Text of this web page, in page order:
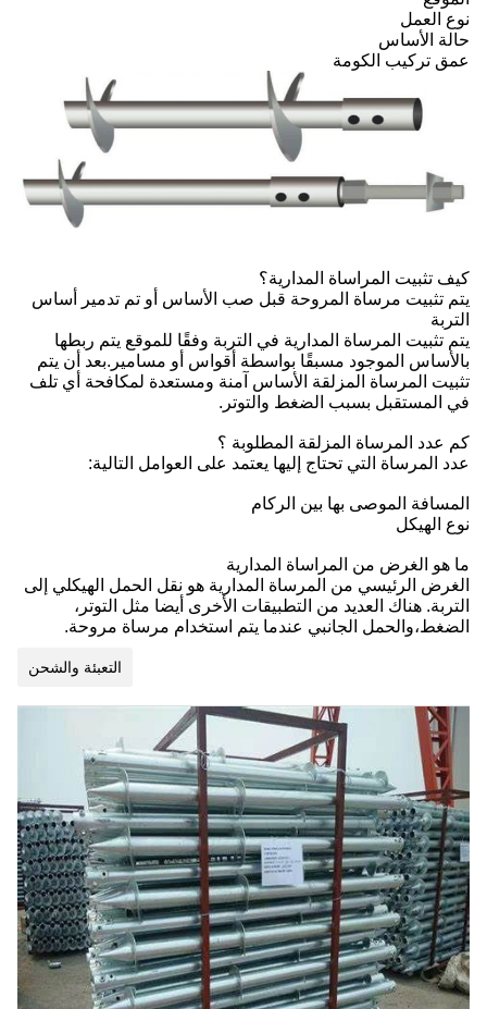
نوع العمل
حالة الأساس
عمق تركيب الكومة
كيف تثبيت المراساة المدارية؟
يتم تثبيت مرساة المروحة قبل صب الأساس أو تم تدمير أساس
التربة
يتم تثبيت المرساة المدارية في التربة وفقًا للموقع يتم ربطها
بالأساس الموجود مسبقًا بواسطة أقواس أو مسامير.بعد أن يتم
تثبيت المرساة المزلقة الأساس آمنة ومستعدة لمكافحة أي تلف
في المستقبل بسبب الضغط والتوتر.
كم عدد المرساة المزلقة المطلوبة ؟
عدد المرساة التي تحتاج إليها يعتمد على العوامل التالية:
المسافة الموصى بها بين الركام
نوع الهيكل
ما هو الغرض من المراساة المدارية
الغرض الرئيسي من المرساة المدارية هو نقل الحمل الهيكلي إلى
التربة. هناك العديد من التطبيقات الأخرى أيضا مثل التوتر،
الضغط،والحمل الجانبي عندما يتم استخدام مرساة مروحة.
التعبئة والشحن